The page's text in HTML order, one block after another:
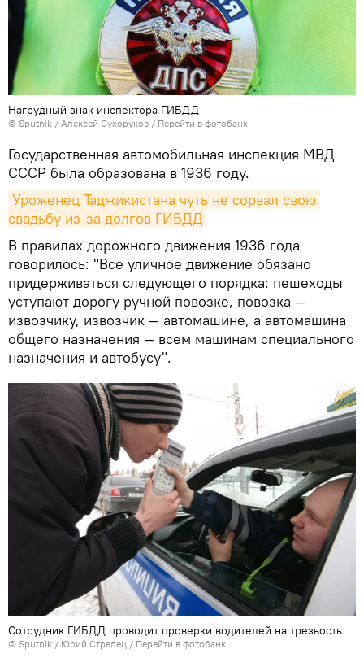
Нагрудный знак инспектора ГИБДД
© Sputnik / Алексей Сухоруков / Перейти в фотобанк
Государственная автомобильная инспекция МВД
СССР была образована в 1936 году.
Уроженец Таджикистана чуть не сорвал свою
свадьбу из-за долгов ГИБДД
В правилах дорожного движения 1936 года
говорилось: "Все уличное движение обязано
придерживаться следующего порядка: пешеходы
уступают дорогу ручной повозке, повозка —
извозчику, извозчик — автомашине, а автомашина
общего назначения — всем машинам специального
назначения и автобусу".
Сотрудник ГИБДД проводит проверки водителей на трезвость
© Sputnik / Юрий Стрелец / Перейти в фотобанк